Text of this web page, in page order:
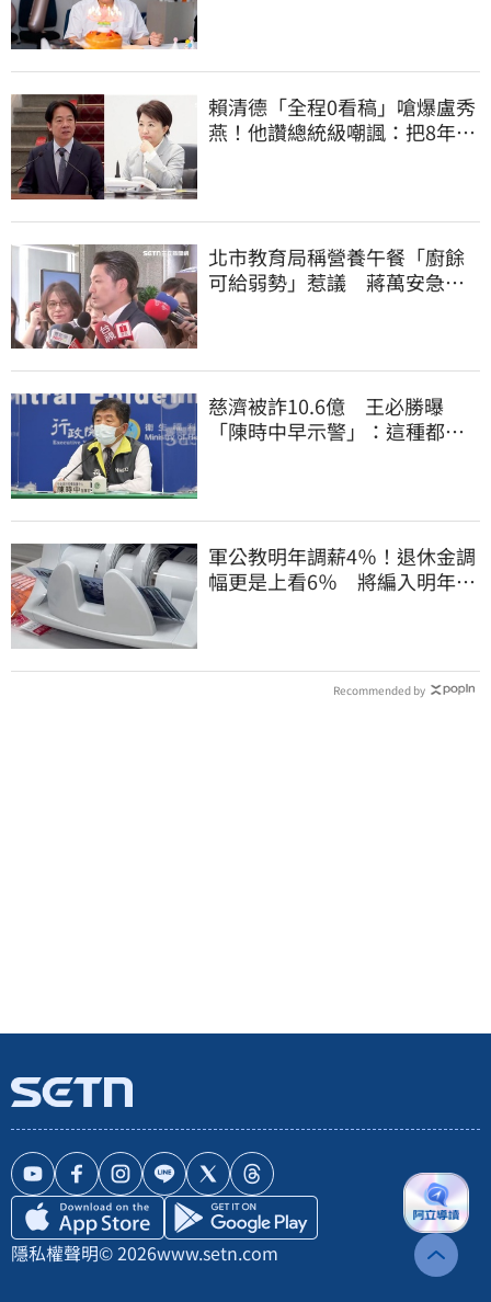
賴清德「全程0看稿」嗆爆盧秀
燕！他讚總統級嘲諷：把8年總
北市教育局稱營養午餐「廚餘
可給弱勢」惹議 蔣萬安急
慈濟被詐10.6億 王必勝曝
「陳時中早示警」：這種都是
軍公教明年調薪4％！退休金調
幅更是上看6％ 將編入明年度
Recommended by
隱私權聲明© 2026www.setn.com